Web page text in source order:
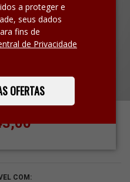
a proteger e
seus dados
fins de
de Privacidade
OFERTAS
COM: